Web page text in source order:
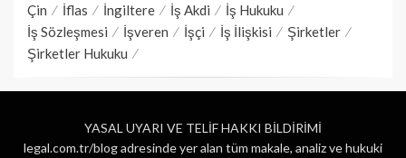
Çin
İflas İngiltere İş Akdi
İş Hukuku
İş Sözleşmesi
İşveren İşçi İş İlişkisi
Şirketler
Şirketler Hukuku
YASAL UYARI VE TELİF HAKKI BİLDİRİMİ
legal.com.tr/blog adresinde yer alan tüm makale, analiz ve hukuki